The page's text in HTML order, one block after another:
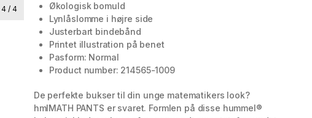
4 / 4
Økologisk bomuld
Lynlåslomme i højre side
Justerbart bindebånd
Printet illustration på benet
Pasform: Normal
Product number: 214565-1009
De perfekte bukser til din unge matematikers look?
hmlMATH PANTS er svaret. Formlen på disse hummel®